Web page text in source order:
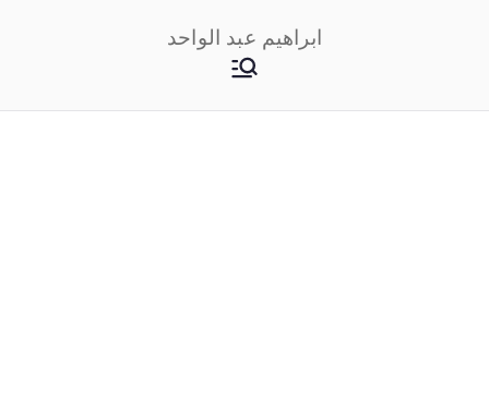
ابراهيم عبد الواحد